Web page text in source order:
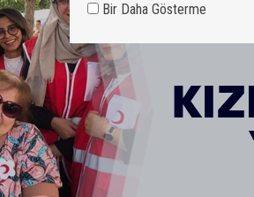
Bir Daha Gösterme